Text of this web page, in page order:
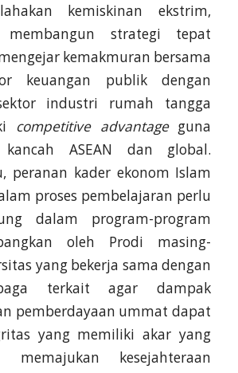
kemiskinan ekstrim,
strategi tepat
kemakmuran bersama
keuangan publik dengan
industri rumah tangga
competitive advantageguna
ASEAN dan global.
peranan kader ekonom Islam
proses pembelajaran perlu
dalam program-program
oleh Prodi masing-
yang bekerja sama dengan
terkait agar dampak
pemberdayaan ummat dapat
yang memiliki akar yang
kesejahteraan